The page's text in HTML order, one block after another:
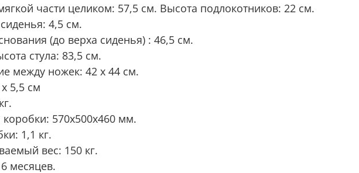
части целиком: 57,5 см. Высота подлокотников: 22 см.
4,5 см.
(до верха сиденья) : 46,5 см.
стула: 83,5 см.
между ножек: 42 х 44 см.
5,5 см
570х500х460 мм.
1,1 кг.
вес: 150 кг.
месяцев.